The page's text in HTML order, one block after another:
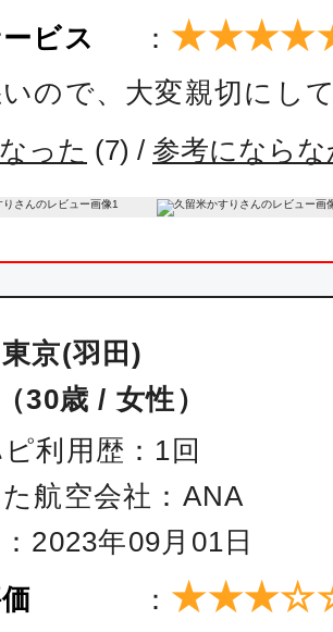
普通席
福岡
15:05
東京(
普通席
福岡
16:15
東京(羽
普通席
福岡
17:35
東京(羽
ビス ：
いので、大変親切にし
った (7) / 参考になら
京(羽田)
30歳 / 女性）
利用歴：1回
航空会社：ANA
2023年09月01日
：